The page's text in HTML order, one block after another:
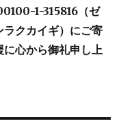
1-315816（ゼ
ラクカイギ）にご寄
心から御礼申し上